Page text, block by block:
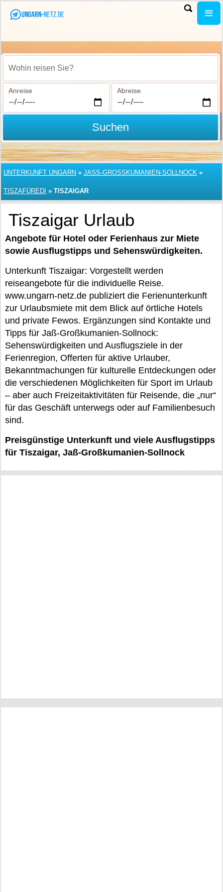
Wohin reisen Sie?
Anreise Abreise
Suchen
UNTERKUNFT UNGARN » JASS-GROSSKUMANIEN-SOLLNOCK »
TISZAFÜREDI » TISZAIGAR
Tiszaigar Urlaub
Angebote für Hotel oder Ferienhaus zur Miete
sowie Ausflugstipps und Sehenswürdigkeiten.
Unterkunft Tiszaigar: Vorgestellt werden
reiseangebote für die individuelle Reise.
www.ungarn-netz.de publiziert die Ferienunterkunft
zur Urlaubsmiete mit dem Blick auf örtliche Hotels
und private Fewos. Ergänzungen sind Kontakte und
Tipps für Jaß-Großkumanien-Sollnock:
Sehenswürdigkeiten und Ausflugsziele in der
Ferienregion, Offerten für aktive Urlauber,
Bekanntmachungen für kulturelle Entdeckungen oder
die verschiedenen Möglichkeiten für Sport im Urlaub
– aber auch Freizeitaktivitäten für Reisende, die „nur“
für das Geschäft unterwegs oder auf Familienbesuch
sind.
Preisgünstige Unterkunft und viele Ausflugstipps
für Tiszaigar, Jaß-Großkumanien-Sollnock